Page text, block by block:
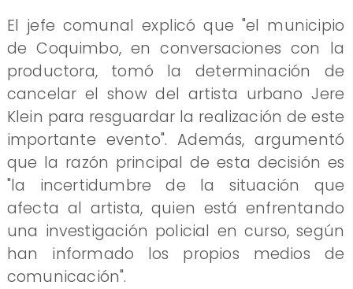
El jefe comunal explicó que "el municipio
de Coquimbo, en conversaciones con la
productora, tomó la determinación de
cancelar el show del artista urbano Jere
Klein para resguardar la realización de este
importante evento". Además, argumentó
que la razón principal de esta decisión es
"la incertidumbre de la situación que
afecta al artista, quien está enfrentando
una investigación policial en curso, según
han informado los propios medios de
comunicación".